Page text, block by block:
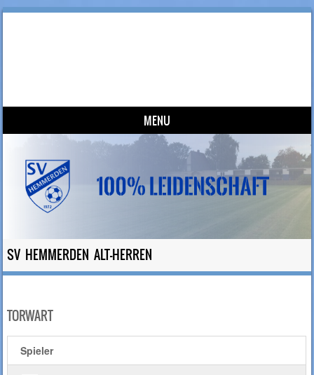
MENU
SV HEMMERDEN ALT-HERREN
TORWART
Spieler